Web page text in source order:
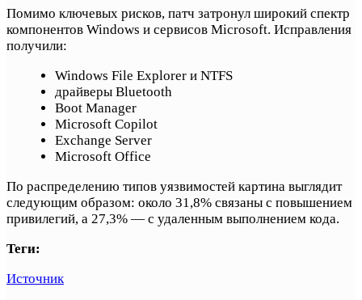
Помимо ключевых рисков, патч затронул широкий спектр
компонентов Windows и сервисов Microsoft. Исправления
получили:
Windows File Explorer и NTFS
драйверы Bluetooth
Boot Manager
Microsoft Copilot
Exchange Server
Microsoft Office
По распределению типов уязвимостей картина выглядит
следующим образом: около 31,8% связаны с повышением
привилегий, а 27,3% — с удаленным выполнением кода.
Теги:
Источник